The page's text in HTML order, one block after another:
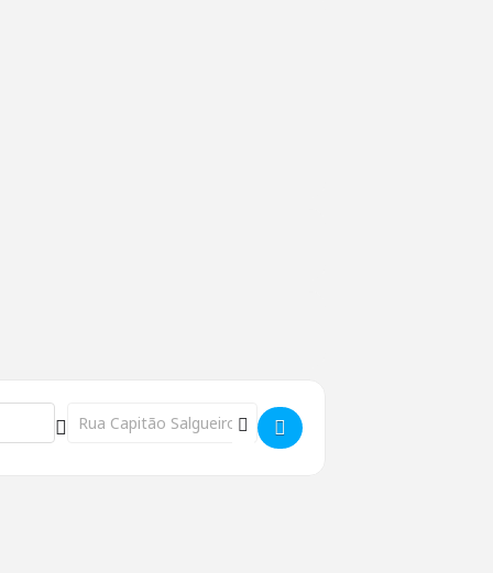
Destination Address - PELOS CABELOS (m/3) - Auditório